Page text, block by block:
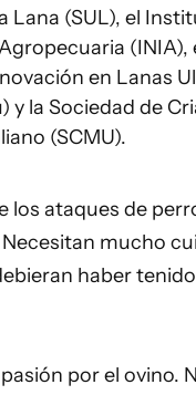
Lana (SUL), el
(INIA),
en Lanas
y la Sociedad de
(SCMU).
los ataques de
mucho
haber
por el ovino.